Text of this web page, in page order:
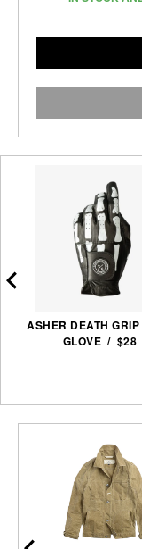
ASHER DEATH GRIP
GLOVE / $28